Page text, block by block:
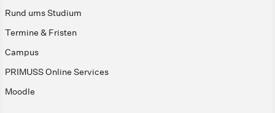
Rund ums Studium
Termine & Fristen
Campus
PRIMUSS Online Services
Moodle